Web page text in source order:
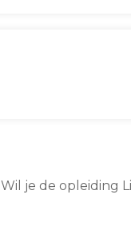
Wil je de opleiding